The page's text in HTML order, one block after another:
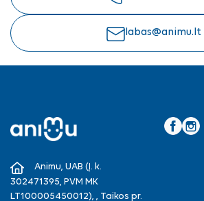
labas@animu.lt
Animu, UAB (Į. k.
302471395, PVM MK
LT100005450012), , Taikos pr.